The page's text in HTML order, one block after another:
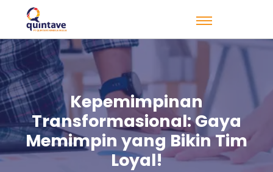
Kepemimpinan
Transformasional: Gaya
Memimpin yang Bikin Tim
Loyal!